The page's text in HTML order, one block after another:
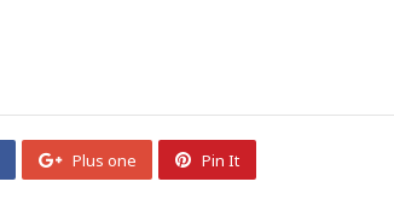
Plus one Pin It